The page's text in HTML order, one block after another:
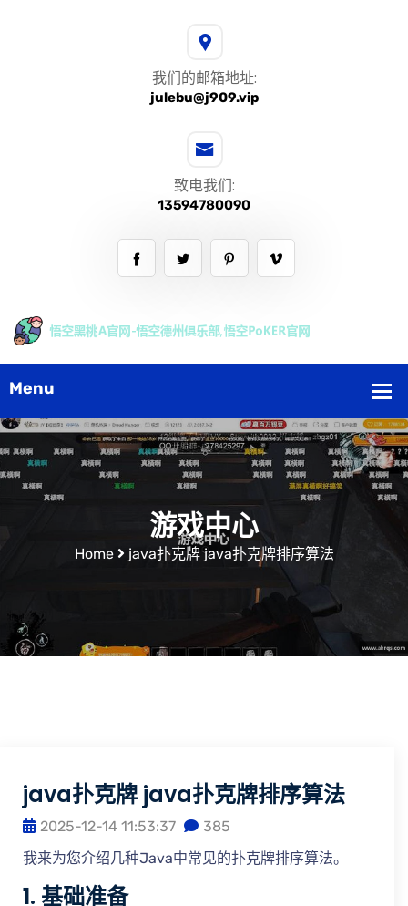
我们的邮箱地址:
julebu@j909.vip
致电我们:
13594780090
游戏中心
Home java扑克牌 java扑克牌排序算法
java扑克牌 java扑克牌排序算法
2025-12-14 11:53:37
385
我来为您介绍几种Java中常见的扑克牌排序算法。
1. 基础准备